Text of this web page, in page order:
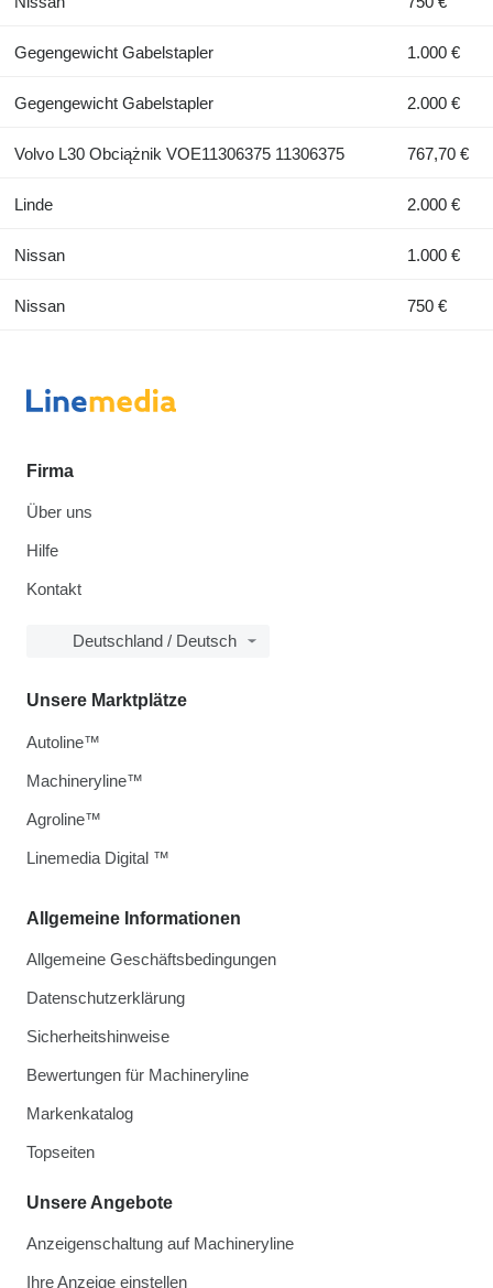
Gegengewicht Gabelstapler 1.000 €
Gegengewicht Gabelstapler 2.000 €
Volvo L30 Obciążnik VOE11306375 11306375 767,70 €
Linde 2.000 €
Nissan 1.000 €
Nissan 750 €
Firma
Über uns
Hilfe
Kontakt
Deutschland / Deutsch
Allgemeine Informationen
Allgemeine Geschäftsbedingungen
Datenschutzerklärung
Sicherheitshinweise
Bewertungen für Machineryline
Markenkatalog
Topseiten
Unsere Angebote
Anzeigenschaltung auf Machineryline
Ihre Anzeige einstellen
Unsere Marktplätze
Autoline™
Machineryline™
Agroline™
Linemedia Digital ™